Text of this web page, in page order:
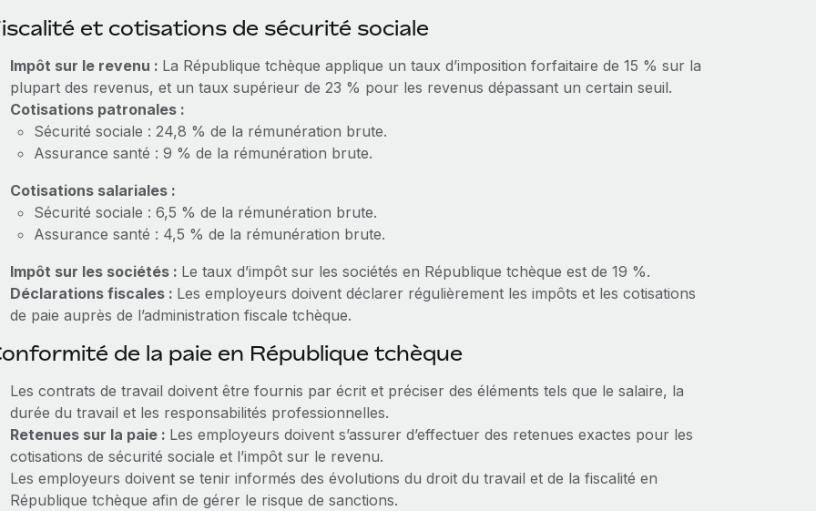
et cotisations de sécurité sociale
Impôt sur le revenu : La République tchèque applique un taux d’imposition forfaitaire de 15 % sur la
plupart des revenus, et un taux supérieur de 23 % pour les revenus dépassant un certain seuil.
Cotisations patronales :
Sécurité sociale : 24,8 % de la rémunération brute.
Assurance santé : 9 % de la rémunération brute.
Cotisations salariales :
Sécurité sociale : 6,5 % de la rémunération brute.
Assurance santé : 4,5 % de la rémunération brute.
Impôt sur les sociétés : Le taux d’impôt sur les sociétés en République tchèque est de 19 %.
Déclarations fiscales : Les employeurs doivent déclarer régulièrement les impôts et les cotisations
de paie auprès de l’administration fiscale tchèque.
de la paie en République tchèque
Les contrats de travail doivent être fournis par écrit et préciser des éléments tels que le salaire, la
durée du travail et les responsabilités professionnelles.
Retenues sur la paie : Les employeurs doivent s’assurer d’effectuer des retenues exactes pour les
cotisations de sécurité sociale et l’impôt sur le revenu.
Les employeurs doivent se tenir informés des évolutions du droit du travail et de la fiscalité en
République tchèque afin de gérer le risque de sanctions.